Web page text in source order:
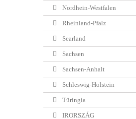
Nordhein-Westfalen
Rheinland-Pfalz
Searland
Sachsen
Sachsen-Anhalt
Schleswig-Holstein
Türingia
IRORSZÁG